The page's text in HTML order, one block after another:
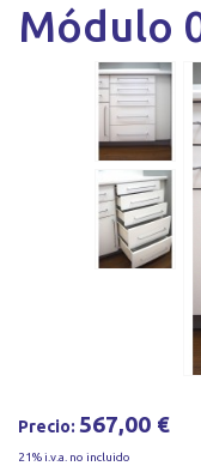
Módulo
Precio: 567,00 €
21% i.v.a. no incluido